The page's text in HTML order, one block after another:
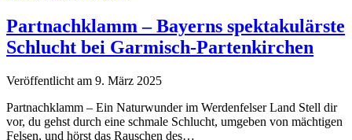
Partnachklamm – Bayerns spektakulärste
Schlucht bei Garmisch‑Partenkirchen
Veröffentlicht am 9. März 2025
Partnachklamm – Ein Naturwunder im Werdenfelser Land Stell dir
vor, du gehst durch eine schmale Schlucht, umgeben von mächtigen
Felsen, und hörst das Rauschen des…